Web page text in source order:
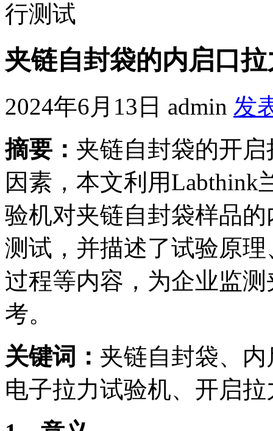
行测试
夹链自封袋的内启口
2024年6月13日 admin 发
摘要： 夹链自封袋的开
因素，本文利用Labthink
验机对夹链自封袋样品
测试，并描述了试验原
过程等内容，为企业监
考。
关键词： 夹链自封袋、
电子拉力试验机、开启拉